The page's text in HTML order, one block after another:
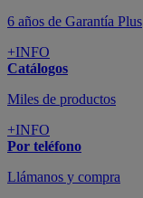
6 años de Garantía Plus
+INFO
Catálogos
Miles de productos
+INFO
Por teléfono
Llámanos y compra